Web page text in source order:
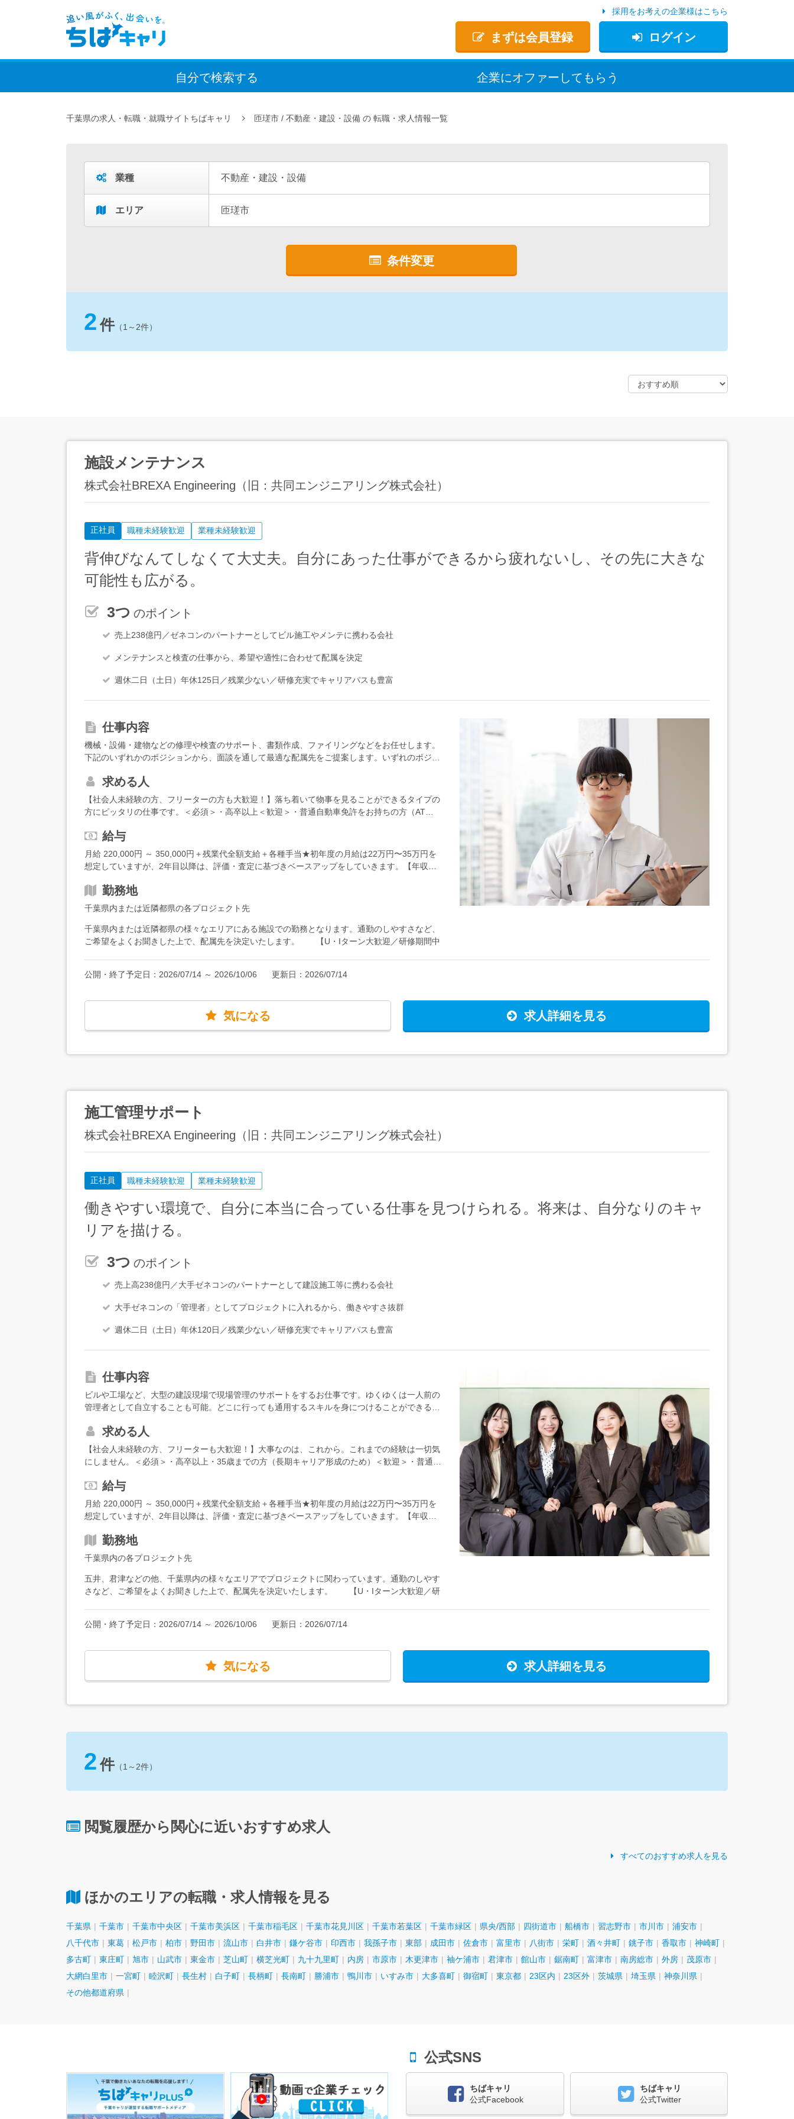
まずは会員登録 ログイン
採用をお考えの企業様はこちら
自分で検索する 企業にオファー してもらう
千葉県の求人・転職・就職サイトちばキャリ 匝瑳市 不動産・建設・設備 転職・求人情報一覧
業種 不動産・建設・設備
エリア 匝瑳市
条件変更
2 件（1～2件）
施設メンテナンス
株式会社BREXA Engineering（旧：共同エンジニアリング株式会社）
正社員 職種未経験歓迎 業種未経験歓迎
背伸びなんてしなくて大丈夫。自分にあった仕事ができるから疲れないし、その先に大きな
可能性も広がる。
3つ のポイント
売上238億円／ゼネコンのパートナーとしてビル施工やメンテに携わる会社
メンテナンスと検査の仕事から、希望や適性に合わせて配属を決定
週休二日（土日）年休125日／残業少ない／研修充実でキャリアパスも豊富
仕事内容
機械・設備・建物などの修理や検査のサポート、書類作成、ファイリングなどをお任せします。
下記のいずれかのポジションから、面談を通して最適な配属先をご提案します。いずれのポジシ
役と、プラント施設が問題なく稼働できるかチェックする検査役のふたつがあります。＜オペレ
ーション・メンテナンス＞行政のインフラ施設や民間のプラント施設で機器の巡回・点検業務、
メンテナンスの手配、制御室での運転監視、書類作成などを通じて、機械・設備の安定稼働を実
現する仕事です。日々の定期点検を終え、問題がなければ見守ることも多い仕事。点検にはチェ
ックシートもご用意していますので、機械に詳しくない方や電気の知識がない方でも安心してチ
ャレンジできます。＜検査＞検査の方には、建物や機械の非破壊検査や修理、書類作成などをお
任せします。非破壊検査とは、対象物を壊したり傷つけたりすることなく、その内部の欠陥や構
造を調査すること。こちらもチェックシートがありますので、未経験の方でも安心です。【研修
し、実際の業務を学んでいきます。もちろん教育担当となる先輩社員が、皆さんの成長をイチか
らサポートしていきますので、安心してください！【ひとり立ち後は…】一通り業務を覚えた後
種類。具体的なサポートとして、月2回の講義の実施に加え、テキストや願書を無料で配布して
います！資格取得後は、資格の種類によって月給に手当加算もしくは祝い金を支給していますの
求める人
【社会人未経験の方、フリーターの方も大歓迎！】落ち着いて物事を見ることができるタイプの
方にピッタリの仕事です。＜必須＞・高卒以上＜歓迎＞・普通自動車免許をお持ちの方（AT限
ていきたい方居酒屋スタッフ・アミューズメント店のホールスタッフ・清掃スタッフなどなど、
様々な前職の先輩たちが、経験・知識ゼロから始めて、どこに行っても必要とされる安定したス
キルを身につけています。豊富な育成ノウハウときめ細かなサポートで、あなたのキャリアを全
力で応援します！
給与
月給 220,000円 ～ 350,000円＋残業代全額支給＋各種手当★初年度の月給は22万円〜35万円を
想定していますが、2年目以降は、評価・査定に基づきベースアップをしていきます。【年収
勤務地
千葉県内または近隣都県の各プロジェクト先
千葉県内または近隣都県の様々なエリアにある施設での勤務となります。通勤のしやすさなど、
ご希望をよくお聞きした上で、配属先を決定いたします。 【U・Iターン大歓迎／研修期間中
ることもできます。初期費用や引越費用を会社が負担するうえ、家賃半額補助（地域別に上限あ
公開・終了予定日： 2026/07/14 ～ 2026/10/06 更新日： 2026/07/14
気になる 求人詳細を見る
施工管理サポート
株式会社BREXA Engineering（旧：共同エンジニアリング株式会社）
正社員 職種未経験歓迎 業種未経験歓迎
働きやすい環境で、自分に本当に合っている仕事を見つけられる。将来は、自分なりのキャ
リアを描ける。
3つ のポイント
売上高238億円／大手ゼネコンのパートナーとして建設施工等に携わる会社
大手ゼネコンの「管理者」としてプロジェクトに入れるから、働きやすさ抜群
週休二日（土日）年休120日／残業少ない／研修充実でキャリアパスも豊富
仕事内容
ビルや工場など、大型の建設現場で現場管理のサポートをするお仕事です。ゆくゆくは一人前の
管理者として自立することも可能。どこに行っても通用するスキルを身につけることができる環
職人さんが怪我をしないように危険な箇所に目印をつけ、事前に周知したり、熱中症にならない
よう水分補給のお声がけをしたりします。●現場写真の撮影・記録：設計通りに造られているか
を確認し、写真を撮って記録を残します。●スケジュール管理：工事スケジュールが予定通り進
むように、作業内容や材料の搬入時間などを記入します。など＜入社後は…＞まずは、12日間あ
る初期研修で、基礎の基礎から学んでいただけます。社会人未経験の方や正社員での勤務経験が
ない方は、挨拶や敬語の使い方等、ビジネスマナーから習得することができますし、メモの取り
方やTODOリストの作成方法等、仕事を円滑に進めるための基本だってイチから学ぶことができ
ます。パソコンの使い方も入社後にじっくり覚えていきましょう。メールや報告書作成の手順
求める人
【社会人未経験の方、フリーターも大歓迎！】大事なのは、これから。これまでの経験は一切気
にしません。＜必須＞・高卒以上・35歳までの方（長期キャリア形成のため）＜歓迎＞・普通自
たい方・自分の将来をより良いものにするために、一歩一歩学んでいきたい方居酒屋スタッフ・
アミューズメント店のホールスタッフ・清掃スタッフなどなど、様々な前職の仲間たちが、経
験・知識ゼロから立派な管理者・技術者になっています。豊富な育成ノウハウときめ細かなサポ
ートで、あなたのキャリアを全力で応援します！
給与
月給 220,000円 ～ 350,000円＋残業代全額支給＋各種手当★初年度の月給は22万円〜35万円を
想定していますが、2年目以降は、評価・査定に基づきベースアップをしていきます。【年収
入社6年目（賞与・残業代・各種手当含む）年収600万円：35歳／未経験入社11年目（賞与・残
業代・各種手当含む）
勤務地
千葉県内の各プロジェクト先
五井、君津などの他、千葉県内の様々なエリアでプロジェクトに関わっています。通勤のしやす
さなど、ご希望をよくお聞きした上で、配属先を決定いたします。 【U・Iターン大歓迎／研
単身用社宅を利用することもできます。初期費用や引越費用を会社が負担するうえ、家賃半額補
れます。
公開・終了予定日： 2026/07/14 ～ 2026/10/06 更新日： 2026/07/14
気になる 求人詳細を見る
2 件（1～2件）
閲覧履歴から関心に近いおすすめ求人
すべてのおすすめ求人を見る
ほかのエリアの転職・求人情報を見る
千葉県 千葉市 千葉市中央区 千葉市美浜区 千葉市稲毛区 千葉市花見川区 千葉市若葉区 千葉市緑区 県央/西部 四街道市 船橋市 習志野市 市川市
浦安市
八千代市
東葛 松戸市 柏市 野田市 流山市 白井市 鎌ケ谷市 印西市 我孫子市 東部 成田市 佐倉市 富里市 八街市 栄町 酒々井町 銚子市 香取市
神崎町
多古町
東庄町 旭市 山武市 東金市 芝山町 横芝光町 九十九里町 内房 市原市 木更津市 袖ケ浦市 君津市 館山市 鋸南町 富津市 南房総市 外房
茂原市
大網白里市
一宮町 睦沢町 長生村 白子町 長柄町 長南町 勝浦市 鴨川市 いすみ市 大多喜町 御宿町 東京都 23区内 23区外 茨城県 埼玉県
神奈川県
その他都道府県
公式SNS
ちばキャリ
公式Facebook
ちばキャリ
公式Twitter